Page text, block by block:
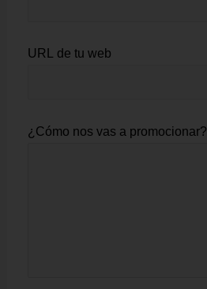
URL de tu web
¿Cómo nos vas a promocionar?